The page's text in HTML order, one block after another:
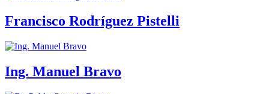
Francisco Rodríguez Pistelli
Ing. Manuel Bravo